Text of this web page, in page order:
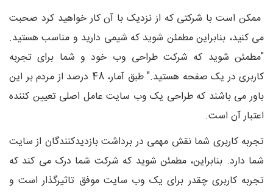
ممکن است با شرکتی که از نزدیک با آن کار خواهید کرد صحبت
می کنید، بنابراین مطمئن شوید که شیمی دارید و مناسب هستید.
"مطمئن شوید که شرکت طراحی وب خود و شما برای تجربه
کاربری در یک صفحه هستید." طبق آمار، 48 درصد از مردم بر این
باور می باشند که طراحی یک وب سایت عامل اصلی تعیین کننده
اعتبار آن است.
تجربه کاربری شما نقش مهمی در برداشت بازدیدکنندگان از سایت
شما دارد. بنابراین، مطمئن شوید که شرکت شما درک می کند که
تجربه کاربری چقدر برای یک وب سایت موفق تاثیرگذار است و